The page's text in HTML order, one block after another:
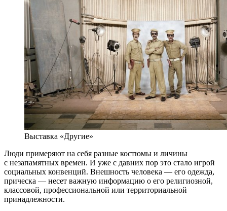
Выставка «Другие»
Люди примеряют на себя разные костюмы и личины
с незапамятных времен. И уже с давних пор это стало игрой
социальных конвенций. Внешность человека — его одежда,
прическа — несет важную информацию о его религиозной,
классовой, профессиональной или территориальной
принадлежности.